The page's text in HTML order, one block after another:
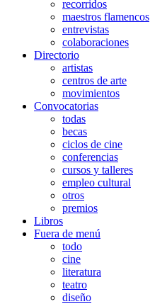
recorridos
maestros flamencos
entrevistas
colaboraciones
Directorio
artistas
centros de arte
movimientos
Convocatorias
todas
becas
ciclos de cine
conferencias
cursos y talleres
empleo cultural
otros
premios
Libros
Fuera de menú
todo
cine
literatura
teatro
diseño